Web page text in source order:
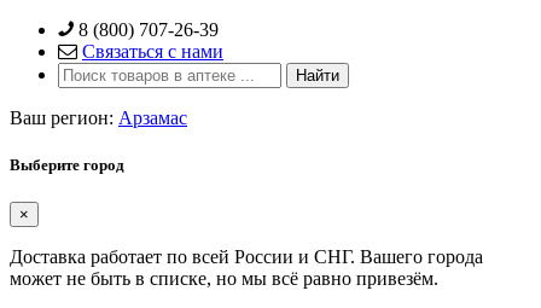
Skip
content
8 (800) 707-26-39
Связаться с нами
Ваш регион: Арзамас
Выберите город
×
Доставка работает по всей России и СНГ. Вашего города
может не быть в списке, но мы всё равно привезём.